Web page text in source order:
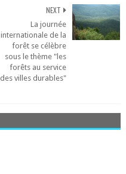
NEXT
La journée
internationale de la
forêt se célèbre
sous le thème "les
forêts au service
des villes durables"